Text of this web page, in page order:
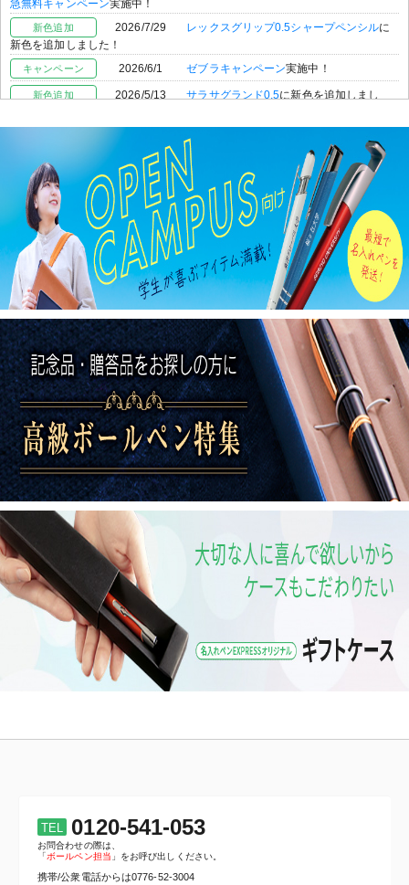
急無料キャンペーン実施中！
新色追加 2026/7/29 レックスグリップ0.5シャープペンシルに
新色を追加しました！
キャンペーン 2026/6/1 ゼブラキャンペーン実施中！
新色追加 2026/5/13 サラサグランド0.5に新色を追加しまし
カームメタル
新商品 2026/1/9 PILOT商品 を28点追加しました！
新商品 2025/12/24
ゼント フローモデル【ZENTOシリーズ】
新登場！
新商品 2025/12/23 マイクリップ 新登場！
新商品 2025/12/8 PILOT【イルミリーシリーズ】 新登場！
新商品 2025/11/26
テクトツーウェイRO【テクトツーウェイ
シリーズ】
新登場！
新商品 2025/10/23 三菱鉛筆UNI【ZENTOシリーズ】 新登場！
新商品 2025/09/17 ZEBRA【クリックブライト】新登場！
新商品 2025/09/02
三菱鉛筆UNI【ジェットストリーム
3C（SXE3-800）】新登場！
新商品 2025/08/26
ZEBRA【白軸サラサクリップ ミルクカラ
ー】【テクトツーウェイシリーズ】新登場！
新商品 2025/07/25
三菱鉛筆UNI【クルトガアドバンス アップ
グレードモデル0.3mm】【クルトガアドバンス アップグレードモデル
0.5mm】新登場！
新商品 2025/07/22
ンシル】
【白軸レックスグリップ ボールペン】
新商品 2025/05/29 PILOT【ジュースアップ 3】【ジュースア
ップ 4】 新登場！
新商品
2025/04/28
三菱鉛筆UNI【ジェットストリーム4&1 ライトタッチインク0.5】新登場！
2025/04/16
セーラー万年筆【TUZU アジャスト 万年筆】新登場！
ZEBRA【フロス 抗菌】新登場！
新商品
2024/09/26
ZEBRA【サラサクリップ0.5 バイオチューブ】新登場！
TEL 0120-541-053
お問合わせの際は、
「ボールペン担当 」をお呼び出しください。
携帯/公衆電話からは0776-52-3004